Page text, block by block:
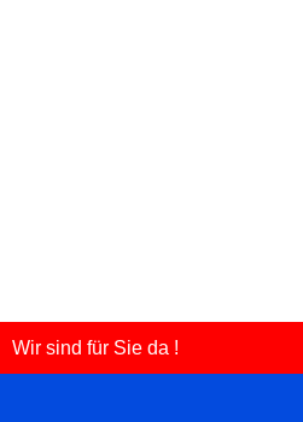
Wir sind für Sie da !